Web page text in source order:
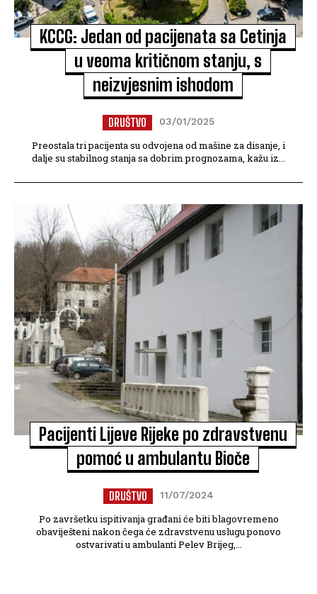
KCCG: Jedan od pacijenata sa Cetinja
u veoma kritičnom stanju, s
neizvjesnim ishodom
DRUŠTVO 03/01/2025
Preostala tri pacijenta su odvojena od mašine za disanje, i
dalje su stabilnog stanja sa dobrim prognozama, kažu iz...
Pacijenti Lijeve Rijeke po zdravstvenu
pomoć u ambulantu Bioče
DRUŠTVO 11/07/2024
Po završetku ispitivanja građani će biti blagovremeno
obaviješteni nakon čega će zdravstvenu uslugu ponovo
ostvarivati u ambulanti Pelev Brijeg,...